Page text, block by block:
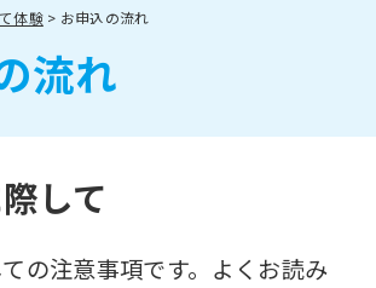
体験 お申込の流れ
流れ
して
の注意事項です。よくお読み